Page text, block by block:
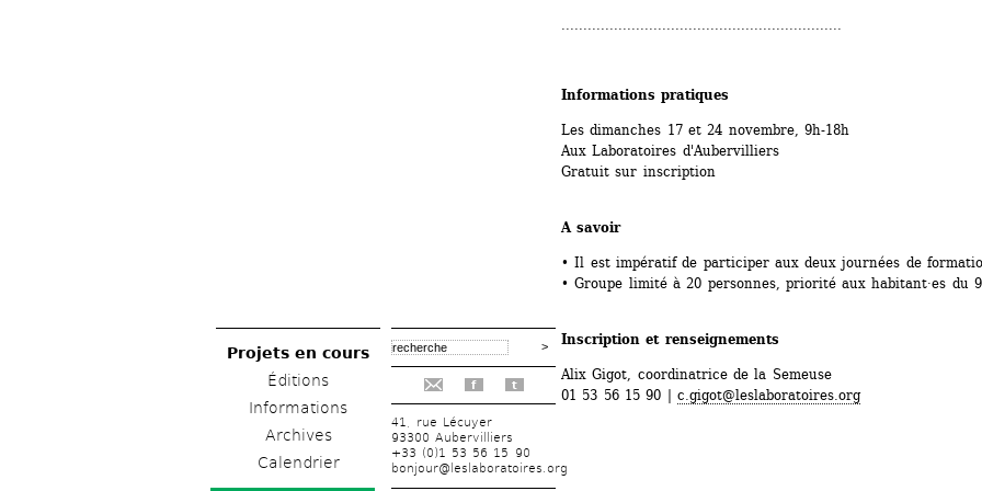
Projets en cours
Éditions
Informations
Archives
Calendrier
f t
41, rue Lécuyer
93300 Aubervilliers
+33 (0)1 53 56 15 90
bonjour@leslaboratoires.org
................................................................
Informations pratiques
Les dimanches 17 et 24 novembre, 9h-18h
Aux Laboratoires d'Aubervilliers
Gratuit sur inscription
A savoir
• Il est impératif de participer aux deux journées de
• Groupe limité à 20 personnes, priorité aux habitant·es du
Inscription et renseignements
Alix Gigot, coordinatrice de la Semeuse
01 53 56 15 90 | c.gigot@leslaboratoires.org